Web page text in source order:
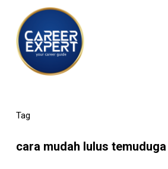
main
content
Tag
cara mudah lulus temuduga